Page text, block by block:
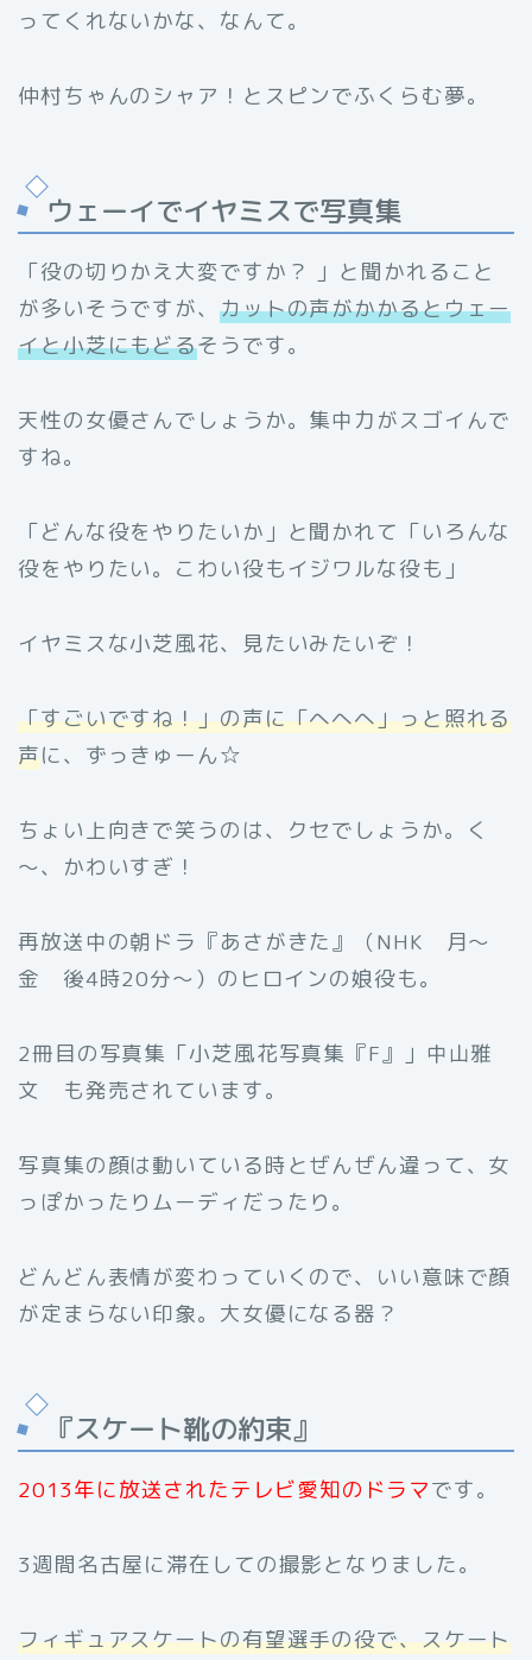
ってくれないかな、なんて。
仲村ちゃんのシャア！とスピンでふくらむ夢。
ウェーイでイヤミスで写真集
「役の切りかえ大変ですか？ 」と聞かれること
が多いそうですが、 カットの声がかかるとウェー
イと小芝にもどるそうです。
天性の女優さんでしょうか。集中力がスゴイんで
すね。
「どんな役をやりたいか」と聞かれて「いろんな
役をやりたい。こわい役もイジワルな役も」
イヤミスな小芝風花、見たいみたいぞ！
「すごいですね！」の声に「へへへ」っと照れる
声に、ずっきゅーん☆
ちょい上向きで笑うのは、クセでしょうか。く
～、かわいすぎ！
再放送中の朝ドラ『あさがきた』（NHK 月～
金 後4時20分～）のヒロインの娘役も。
2冊目の写真集「小芝風花写真集『F』」中山雅
文 も発売されています。
写真集の顔は動いている時とぜんぜん違って、女
っぽかったりムーディだったり。
どんどん表情が変わっていくので、いい意味で顔
が定まらない印象。大女優になる器？
『スケート靴の約束』
2013年に放送されたテレビ愛知のド ラマです。
3週間名古屋に滞在しての撮影となりました。
フィギュアスケートの有望選手の役で、スケート